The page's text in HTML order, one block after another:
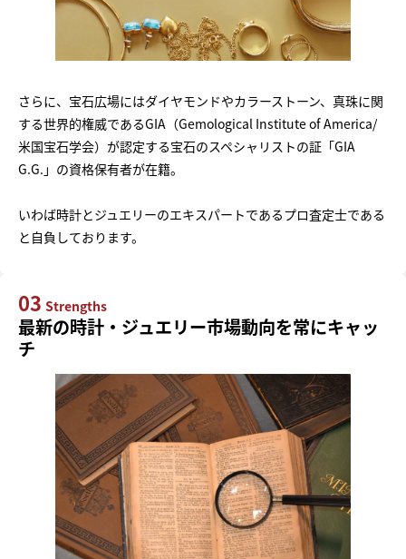
さらに、宝石広場にはダイヤモンドやカラーストーン、真珠に関
する世界的権威であるGIA（Gemological Institute of America/
米国宝石学会）が認定する宝石のスペシャリストの証「GIA
G.G.」の資格保有者が在籍。
いわば時計とジュエリーのエキスパートであるプロ査定士である
と自負しております。
03 Strengths
最新の時計・ジュエリー市場動向を常にキャッ
チ